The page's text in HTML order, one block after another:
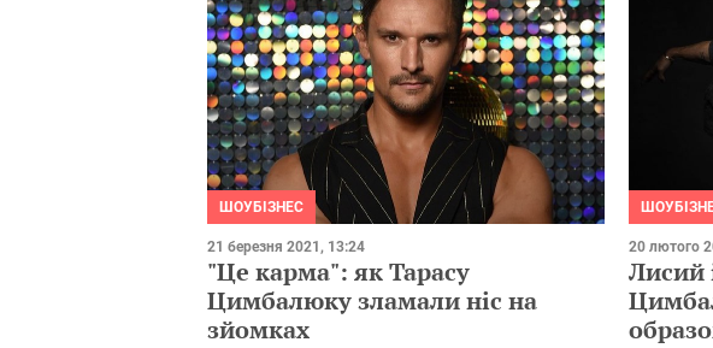
ШОУБІЗНЕС
21 березня 2021, 13:24
"Це карма": як Тарасу
Цимбалюку зламали ніс на
зйомках
20 лютого
Лисий